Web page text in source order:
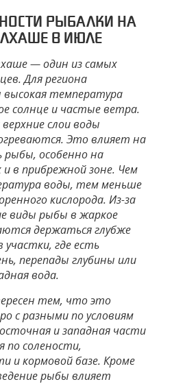
РЫБАЛКИ НА
В ИЮЛЕ
— один из самых
Для региона
температура
солнце и частые ветра.
слои воды
Это влияет на
особенно на
и в прибрежной зоне. Чем
воды, тем меньше
кислорода. Из-за
виды рыбы в жаркое
держаться глубже
участки, где есть
перепады глубины или
вода.
тем, что это
с разными по условиям
и западная части
солености,
и кормовой базе. Кроме
рыбы влияет